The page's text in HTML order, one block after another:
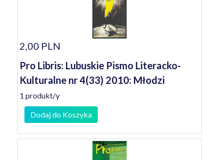
2,00 PLN
Pro Libris: Lubuskie Pismo Literacko-
Kulturalne nr 4(33) 2010: Młodzi
1 produkt/y
Dodaj do Koszyka